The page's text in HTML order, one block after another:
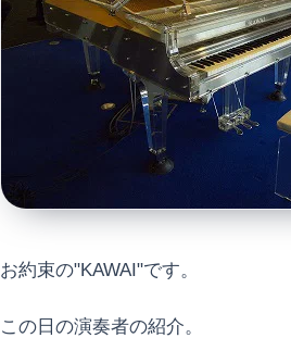
お約束の"KAWAI"です。
この日の演奏者の紹介。